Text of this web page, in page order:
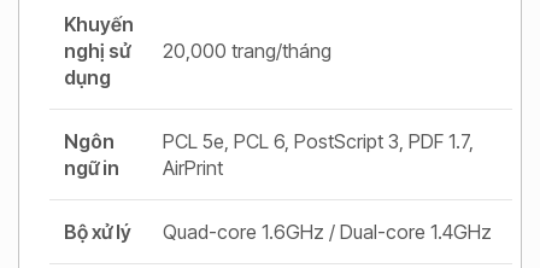
Khuyến
nghị sử
dụng
20,000 trang/tháng
Ngôn
ngữ in
PCL 5e, PCL 6, PostScript 3, PDF 1.7,
AirPrint
Bộ xử lý Quad-core 1.6GHz / Dual-core 1.4GHz